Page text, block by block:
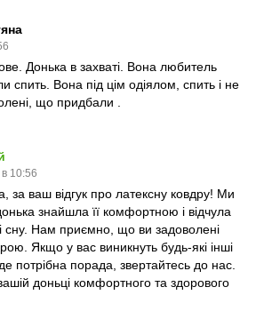
Донька в захваті. Вона любитель
спить. Вона під цім одіялом, спить і не
що придбали .
10:56
за ваш відгук про латексну ковдру! Ми
знайшла її комфортною і відчула
сну. Нам приємно, що ви задоволені
Якщо у вас виникнуть будь-які інші
потрібна порада, звертайтесь до нас.
доньці комфортного та здорового